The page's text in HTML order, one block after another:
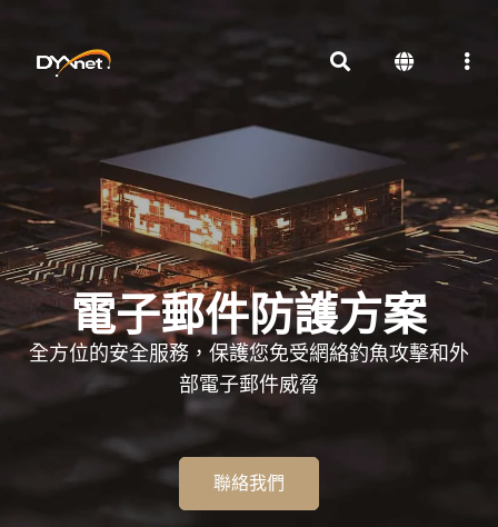
電子郵件防護方案
全方位的安全服務，保護您免受網絡釣魚攻擊和外
部電子郵件威脅
聯絡我們